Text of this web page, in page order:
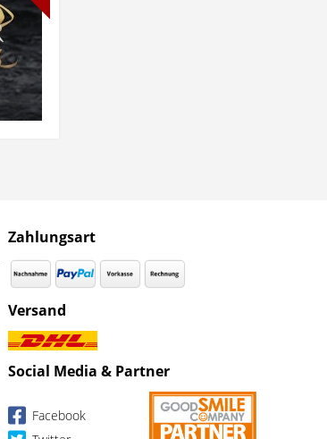
Zahlungsart
Versand
Social Media & Partner
Facebook